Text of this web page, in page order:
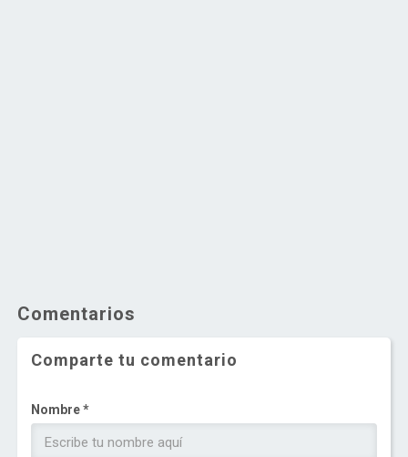
Comentarios
Comparte tu comentario
Nombre *